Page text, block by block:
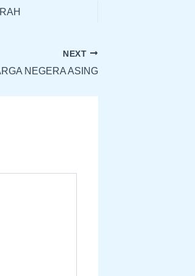
NEXT
NEGERA ASING